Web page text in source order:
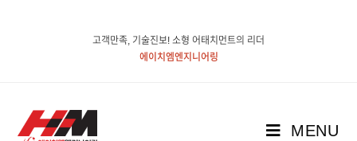
고객만족, 기술진보! 소형 어태치먼트의 리더
에이치엠엔지니어링
MENU